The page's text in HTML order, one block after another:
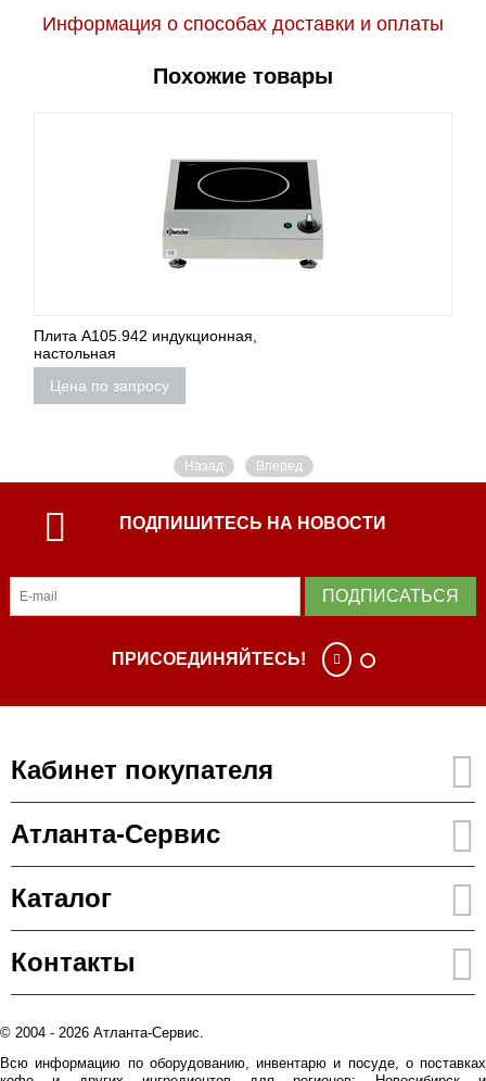
Информация о способах доставки и оплаты
Похожие товары
Плита A105.942 индукционная,
настольная
Цена по запросу
Назад Вперед
ПОДПИШИТЕСЬ НА НОВОСТИ
ПОДПИСАТЬСЯ
ПРИСОЕДИНЯЙТЕСЬ!
Кабинет покупателя
Атланта-Сервис
Каталог
Контакты
© 2004 - 2026 Атланта-Сервис.
Всю информацию по оборудованию, инвентарю и посуде, о поставках